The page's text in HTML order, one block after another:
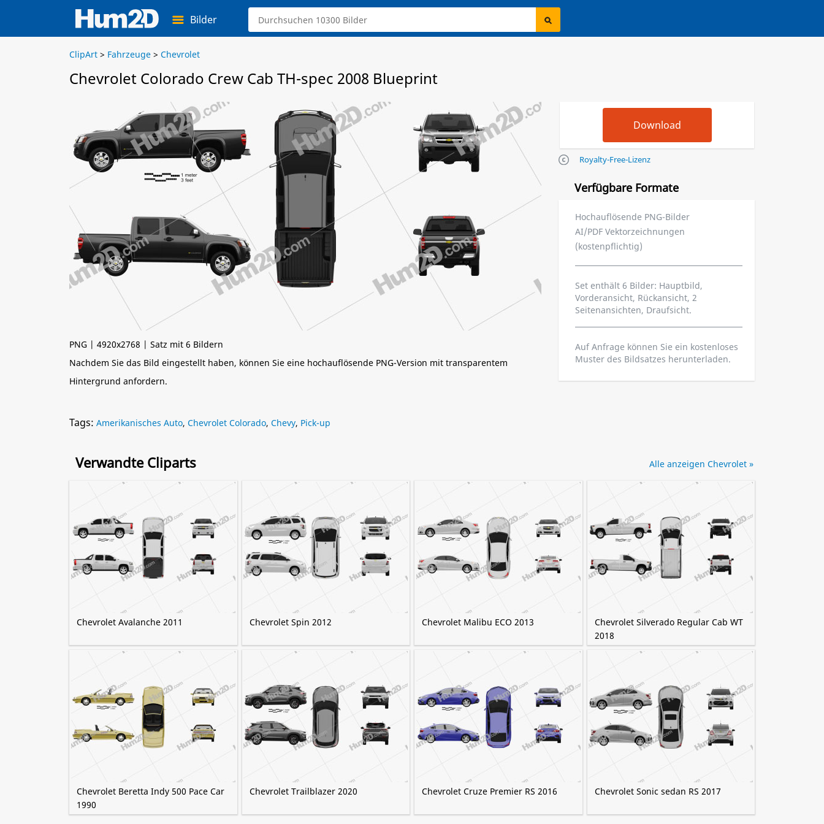
Bilder
ClipArt > Fahrzeuge > Chevrolet
Chevrolet Colorado Crew Cab TH-spec 2008 Blueprint
PNG | 4920x2768 | Satz mit 6 Bildern
Nachdem Sie das Bild eingestellt haben, können Sie eine hochauflösende PNG-Version mit transparentem
Hintergrund anfordern.
Royalty-Free-Lizenz
Verfügbare Formate
Hochauflösende PNG-Bilder
AI/PDF Vektorzeichnungen
(kostenpflichtig)
Set enthält 6 Bilder: Hauptbild,
Vorderansicht, Rückansicht, 2
Seitenansichten, Draufsicht.
Auf Anfrage können Sie ein kostenloses
Muster des Bildsatzes herunterladen.
Tags: Amerikanisches Auto, Chevrolet Colorado, Chevy, Pick-up
Verwandte Cliparts
Chevrolet Avalanche 2011 Chevrolet Spin 2012 Chevrolet Malibu ECO 2013
Chevrolet Silverado Regular Cab WT
2018
Chevrolet Beretta Indy 500 Pace Car
1990
Chevrolet Trailblazer 2020 Chevrolet Cruze Premier RS 2016 Chevrolet Sonic sedan RS 2017
Alle anzeigen Chevrolet »